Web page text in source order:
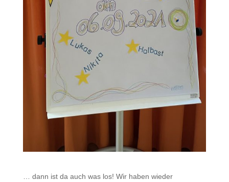
… dann ist da auch was los! Wir haben wieder